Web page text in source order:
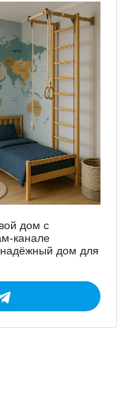
дом с
канале
надёжный дом для